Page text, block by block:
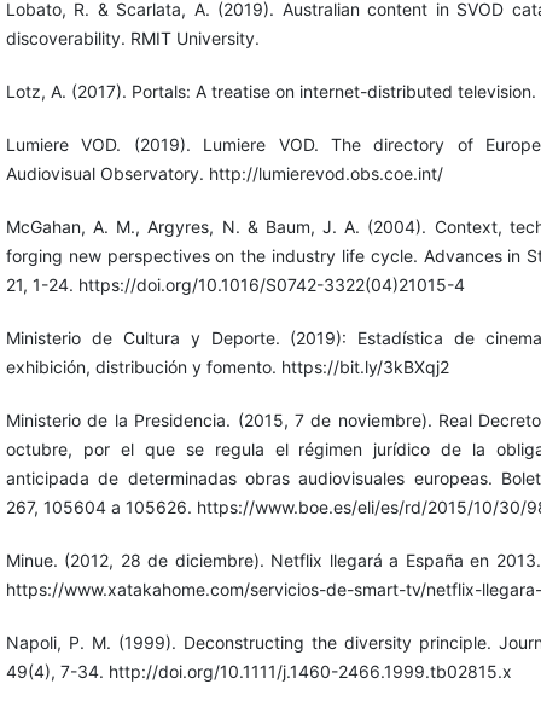
Lobato, R. & Scarlata, A. (2019). Australian content in SVOD
discoverability. RMIT University.
Lotz, A. (2017). Portals: A treatise on internet-distributed
Lumiere VOD. (2019). Lumiere VOD. The directory of
Audiovisual Observatory. http://lumierevod.obs.coe.int/
McGahan, A. M., Argyres, N. & Baum, J. A. (2004). Context,
forging new perspectives on the industry life cycle. Advances in
21, 1-24. https://doi.org/10.1016/S0742-3322(04)21015-4
Ministerio de Cultura y Deporte. (2019): Estadística de
exhibición, distribución y fomento. https://bit.ly/3kBXqj2
Ministerio de la Presidencia. (2015, 7 de noviembre). Real
octubre, por el que se regula el régimen jurídico de la
anticipada de determinadas obras audiovisuales europeas.
267, 105604 a 105626. https://www.boe.es/eli/es/rd/2015/10/30/
Minue. (2012, 28 de diciembre). Netflix llegará a España en
https://www.xatakahome.com/servicios-de-smart-tv/netflix-
Napoli, P. M. (1999). Deconstructing the diversity principle.
49(4), 7-34. http://doi.org/10.1111/j.1460-2466.1999.tb02815.x